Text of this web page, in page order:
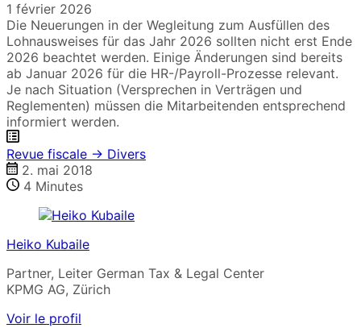
1 février 2026
Die Neuerungen in der Wegleitung zum Ausfüllen des
Lohnausweises für das Jahr 2026 sollten nicht erst Ende
2026 beachtet werden. Einige Änderungen sind bereits
ab Januar 2026 für die HR-/Payroll-Prozesse relevant.
Je nach Situation (Versprechen in Verträgen und
Reglementen) müssen die Mitarbeitenden entsprechend
informiert werden.
Revue fiscale → Divers
2. mai 2018
4 Minutes
Heiko Kubaile
Partner, Leiter German Tax & Legal Center
KPMG AG, Zürich
Voir le profil